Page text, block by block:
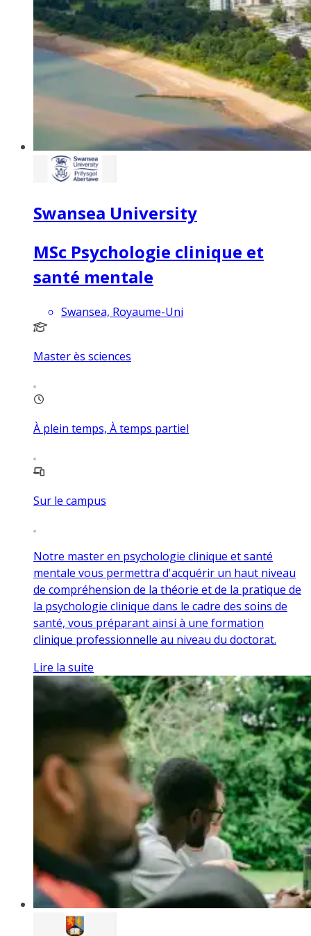
Swansea University
MSc Psychologie clinique et
santé mentale
Swansea, Royaume-Uni
Master ès sciences
À plein temps, À temps partiel
Sur le campus
Notre master en psychologie clinique et santé
mentale vous permettra d'acquérir un haut niveau
de compréhension de la théorie et de la pratique de
la psychologie clinique dans le cadre des soins de
santé, vous préparant ainsi à une formation
clinique professionnelle au niveau du doctorat.
Lire la suite